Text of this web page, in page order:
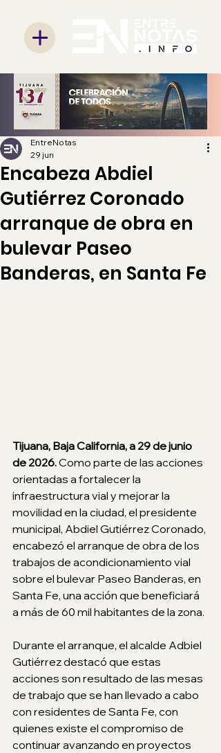
Encabeza Abdiel
Gutiérrez Coronado
arranque de obra en
bulevar Paseo
Banderas, en Santa Fe
EntreNotas
29 jun
Tijuana, Baja California, a 29 de junio
de 2026. Como parte de las acciones
orientadas a fortalecer la
infraestructura vial y mejorar la
movilidad en la ciudad, el presidente
municipal, Abdiel Gutiérrez Coronado,
encabezó el arranque de obra de los
trabajos de acondicionamiento vial
sobre el bulevar Paseo Banderas, en
Santa Fe, una acción que beneficiará
a más de 60 mil habitantes de la zona.
Durante el arranque, el alcalde Adbiel
Gutiérrez destacó que estas
acciones son resultado de las mesas
de trabajo que se han llevado a cabo
con residentes de Santa Fe, con
quienes existe el compromiso de
continuar avanzando en proyectos